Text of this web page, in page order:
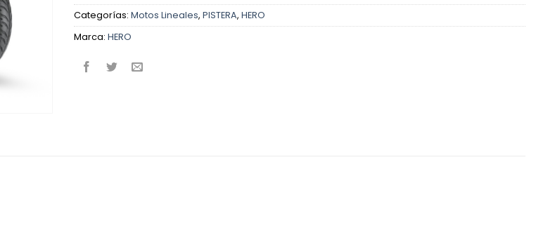
Categorías: Motos Lineales, PISTERA, HERO
Marca: HERO